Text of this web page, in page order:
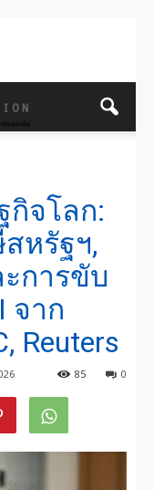
กิจโลก:
หรัฐฯ,
การขับ
จาก
Reuters
0
85